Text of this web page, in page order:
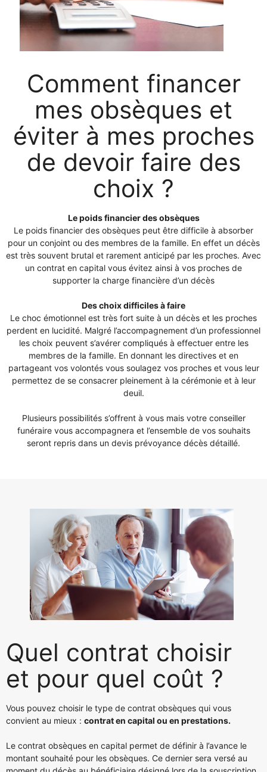
Comment financer
mes obsèques et
éviter à mes proches
de devoir faire des
choix ?
Le poids financier des obsèques
Le poids financier des obsèques peut être difficile à absorber
pour un conjoint ou des membres de la famille. En effet un décès
est très souvent brutal et rarement anticipé par les proches. Avec
un contrat en capital vous évitez ainsi à vos proches de
supporter la charge financière d’un décès
Des choix difficiles à faire
Le choc émotionnel est très fort suite à un décès et les proches
perdent en lucidité. Malgré l’accompagnement d’un professionnel
les choix peuvent s’avérer compliqués à effectuer entre les
membres de la famille. En donnant les directives et en
partageant vos volontés vous soulagez vos proches et vous leur
permettez de se consacrer pleinement à la cérémonie et à leur
deuil.
Plusieurs possibilités s’offrent à vous mais votre conseiller
funéraire vous accompagnera et l’ensemble de vos souhaits
seront repris dans un devis prévoyance décès détaillé.
Quel contrat choisir
et pour quel coût ?
Vous pouvez choisir le type de contrat obsèques qui vous
convient au mieux : contrat en capital ou en prestations.
Le contrat obsèques en capital permet de définir à l’avance le
montant souhaité pour les obsèques. Ce dernier sera versé au